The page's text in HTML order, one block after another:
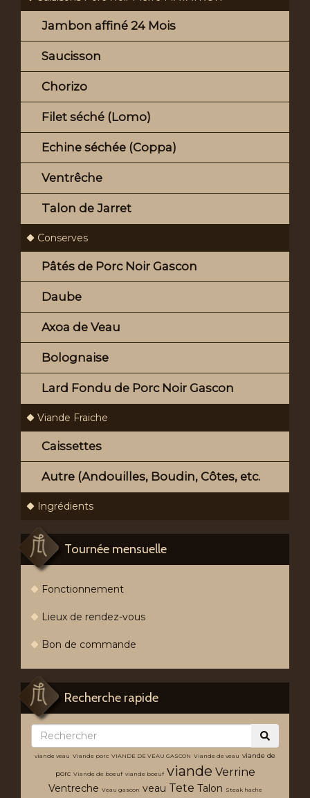
Jambon affiné 24 Mois
Saucisson
Chorizo
Filet séché (Lomo)
Echine séchée (Coppa)
Ventrêche
Talon de Jarret
Conserves
Pâtés de Porc Noir Gascon
Daube
Axoa de Veau
Bolognaise
Lard Fondu de Porc Noir Gascon
Viande Fraiche
Caissettes
Autre (Andouilles, Boudin, Côtes, etc.
Ingrédients
Tournée mensuelle
Fonctionnement
Lieux de rendez-vous
Bon de commande
Recherche rapide
viande veau Viande porc VIANDE DE VEAU GASCON Viande de veau viande de
porc Viande de boeuf viande boeuf viande Verrine
Ventreche Veau gascon veau Tete Talon Steak hache